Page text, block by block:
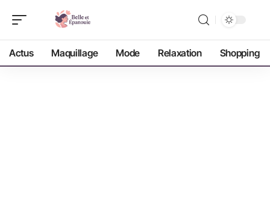
Actus Maquillage Mode Relaxation Shopping